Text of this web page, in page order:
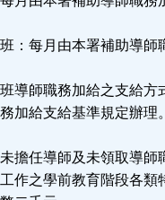
：每月由本署補助導師
師職務加給之支給方
加給支給基準規定辦理。
擔任導師及未領取導師
作之學前教育階段各類